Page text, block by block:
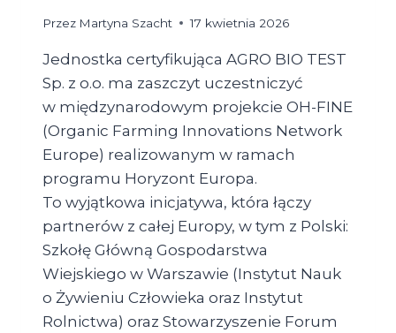
Przez Martyna Szacht 17 kwietnia 2026
Jednostka certyfikująca AGRO BIO TEST
Sp. z o.o. ma zaszczyt uczestniczyć
w międzynarodowym projekcie OH-FINE
(Organic Farming Innovations Network
Europe) realizowanym w ramach
programu Horyzont Europa.
To wyjątkowa inicjatywa, która łączy
partnerów z całej Europy, w tym z Polski:
Szkołę Główną Gospodarstwa
Wiejskiego w Warszawie (Instytut Nauk
o Żywieniu Człowieka oraz Instytut
Rolnictwa) oraz Stowarzyszenie Forum